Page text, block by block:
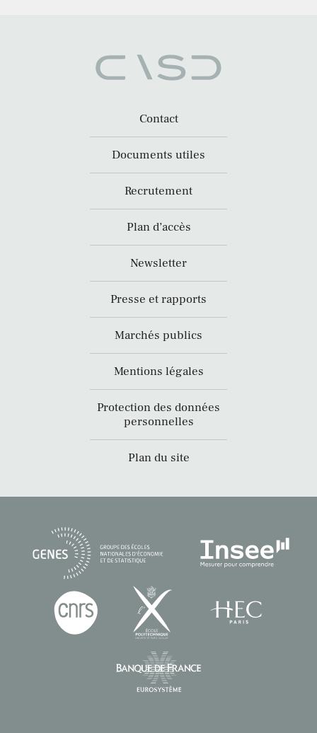
Contact
Documents utiles
Recrutement
Plan d’accès
Newsletter
Presse et rapports
Marchés publics
Mentions légales
Protection des données
personnelles
Plan du site